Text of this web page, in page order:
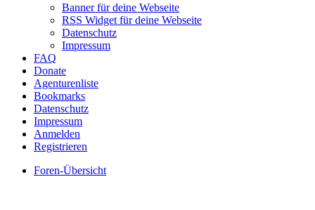
Banner für deine Webseite
RSS Widget für deine Webseite
Datenschutz
Impressum
FAQ
Donate
Agenturenliste
Bookmarks
Datenschutz
Impressum
Anmelden
Registrieren
Foren-Übersicht